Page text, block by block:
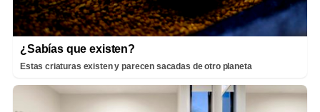
¿Sabías que existen?
Estas criaturas existen y parecen sacadas de otro planeta